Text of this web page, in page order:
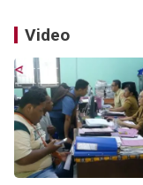
Video